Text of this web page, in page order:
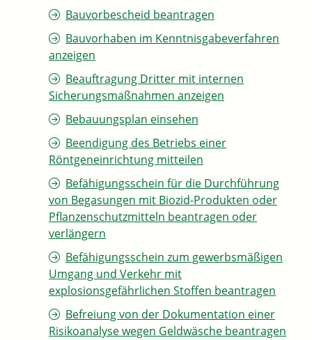
Bauvorbescheid beantragen
Bauvorhaben im Kenntnisgabeverfahren
anzeigen
Beauftragung Dritter mit internen
Sicherungsmaßnahmen anzeigen
Bebauungsplan einsehen
Beendigung des Betriebs einer
Röntgeneinrichtung mitteilen
Befähigungsschein für die Durchführung
von Begasungen mit Biozid-Produkten oder
Pflanzenschutzmitteln beantragen oder
verlängern
Befähigungsschein zum gewerbsmäßigen
Umgang und Verkehr mit
explosionsgefährlichen Stoffen beantragen
Befreiung von der Dokumentation einer
Risikoanalyse wegen Geldwäsche beantragen